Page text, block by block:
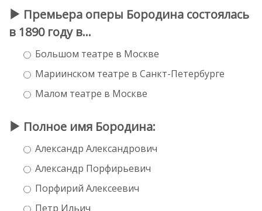
Премьера оперы Бородина состоялась
в 1890 году в...
Большом театре в Москве
Мариинском театре в Санкт-Петербурге
Малом театре в Москве
Полное имя Бородина:
Александр Александрович
Александр Порфирьевич
Порфирий Алексеевич
Петр Ильич